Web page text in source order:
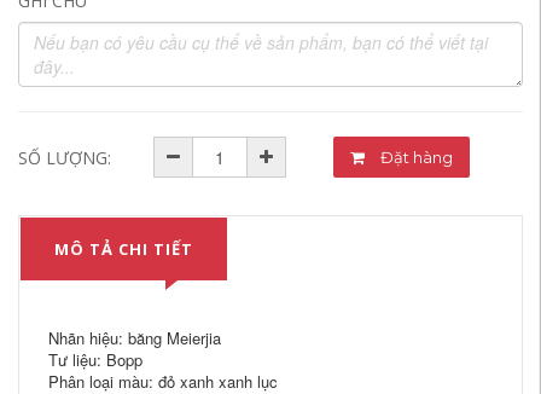
SỐ LƯỢNG: Đặt hàng
MÔ TẢ CHI TIẾT
Nhãn hiệu: băng Meierjia
Tư liệu: Bopp
Phân loại màu: đỏ xanh xanh lục